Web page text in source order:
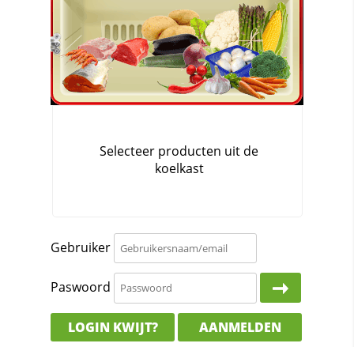
Gebruiker
Paswoord
LOGIN KWIJT? AANMELDEN